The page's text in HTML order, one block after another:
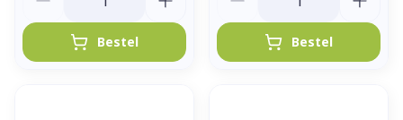
Bestel Bestel